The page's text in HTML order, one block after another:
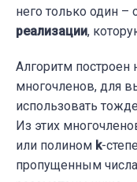
него только один –
реализации,
Алгоритм построен
многочленов, для
использовать
Из этих
или полином k-
пропущенным